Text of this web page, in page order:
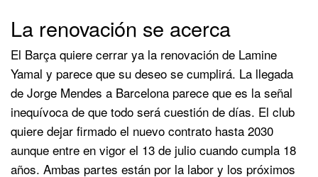
La renovación se acerca
El Barça quiere cerrar ya la renovación de Lamine
Yamal y parece que su deseo se cumplirá. La llegada
de Jorge Mendes a Barcelona parece que es la señal
inequívoca de que todo será cuestión de días. El club
quiere dejar firmado el nuevo contrato hasta 2030
aunque entre en vigor el 13 de julio cuando cumpla 18
años. Ambas partes están por la labor y los próximos